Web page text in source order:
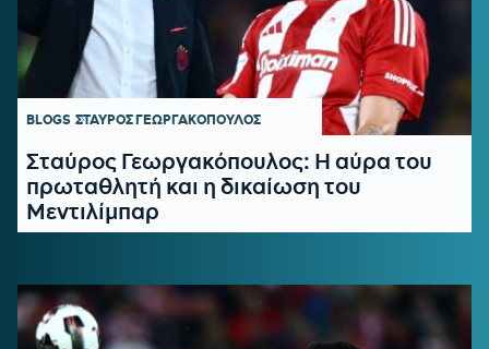
BLOGS ΣΤΑΥΡΟΣ ΓΕΩΡΓΑΚΟΠΟΥΛΟΣ
Σταύρος Γεωργακόπουλος: Η αύρα του
πρωταθλητή και η δικαίωση του
Μεντιλίμπαρ